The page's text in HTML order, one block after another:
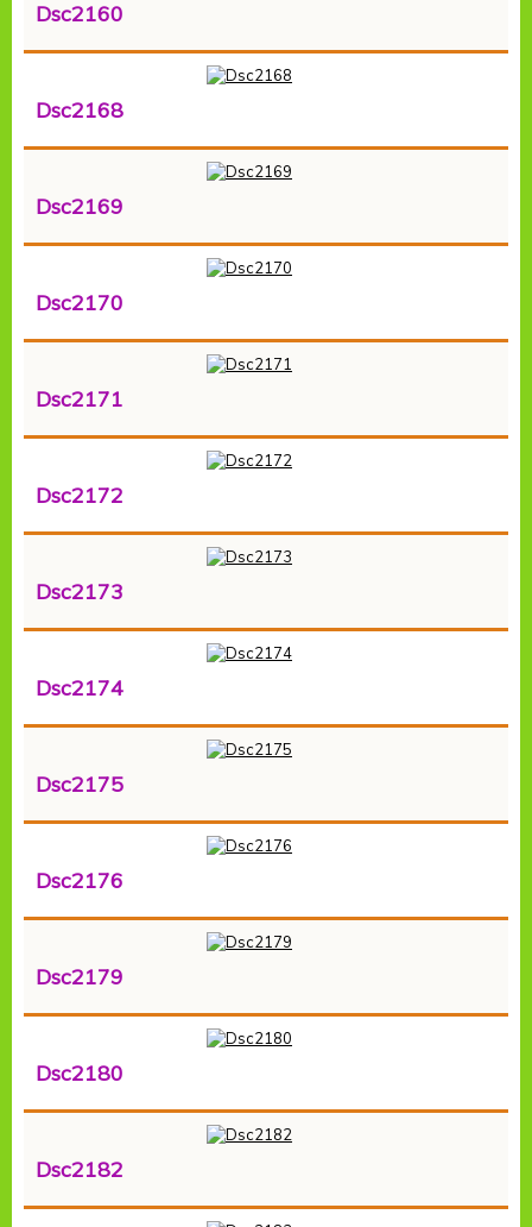
Dsc2160
Dsc2168
Dsc2169
Dsc2170
Dsc2171
Dsc2172
Dsc2173
Dsc2174
Dsc2175
Dsc2176
Dsc2179
Dsc2180
Dsc2182